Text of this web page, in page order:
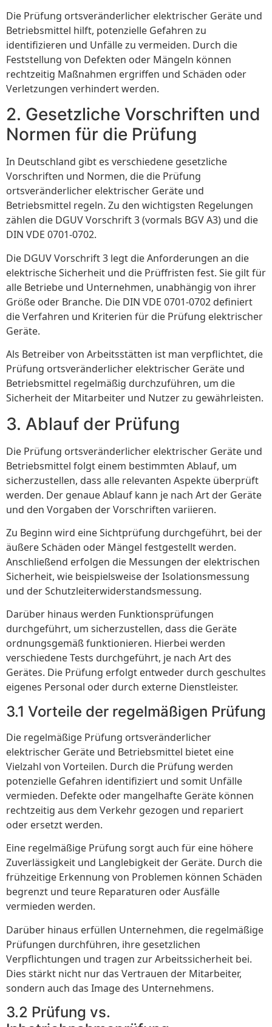
Die Prüfung ortsveränderlicher elektrischer Geräte und
Betriebsmittel hilft, potenzielle Gefahren zu
identifizieren und Unfälle zu vermeiden. Durch die
Feststellung von Defekten oder Mängeln können
rechtzeitig Maßnahmen ergriffen und Schäden oder
Verletzungen verhindert werden.
2. Gesetzliche Vorschriften und
Normen für die Prüfung
In Deutschland gibt es verschiedene gesetzliche
Vorschriften und Normen, die die Prüfung
ortsveränderlicher elektrischer Geräte und
Betriebsmittel regeln. Zu den wichtigsten Regelungen
zählen die DGUV Vorschrift 3 (vormals BGV A3) und die
DIN VDE 0701-0702.
Die DGUV Vorschrift 3 legt die Anforderungen an die
elektrische Sicherheit und die Prüffristen fest. Sie gilt für
alle Betriebe und Unternehmen, unabhängig von ihrer
Größe oder Branche. Die DIN VDE 0701-0702 definiert
die Verfahren und Kriterien für die Prüfung elektrischer
Geräte.
Als Betreiber von Arbeitsstätten ist man verpflichtet, die
Prüfung ortsveränderlicher elektrischer Geräte und
Betriebsmittel regelmäßig durchzuführen, um die
Sicherheit der Mitarbeiter und Nutzer zu gewährleisten.
3. Ablauf der Prüfung
Die Prüfung ortsveränderlicher elektrischer Geräte und
Betriebsmittel folgt einem bestimmten Ablauf, um
sicherzustellen, dass alle relevanten Aspekte überprüft
werden. Der genaue Ablauf kann je nach Art der Geräte
und den Vorgaben der Vorschriften variieren.
Zu Beginn wird eine Sichtprüfung durchgeführt, bei der
äußere Schäden oder Mängel festgestellt werden.
Anschließend erfolgen die Messungen der elektrischen
Sicherheit, wie beispielsweise der Isolationsmessung
und der Schutzleiterwiderstandsmessung.
Darüber hinaus werden Funktionsprüfungen
durchgeführt, um sicherzustellen, dass die Geräte
ordnungsgemäß funktionieren. Hierbei werden
verschiedene Tests durchgeführt, je nach Art des
Gerätes. Die Prüfung erfolgt entweder durch geschultes
eigenes Personal oder durch externe Dienstleister.
3.1 Vorteile der regelmäßigen Prüfung
Die regelmäßige Prüfung ortsveränderlicher
elektrischer Geräte und Betriebsmittel bietet eine
Vielzahl von Vorteilen. Durch die Prüfung werden
potenzielle Gefahren identifiziert und somit Unfälle
vermieden. Defekte oder mangelhafte Geräte können
rechtzeitig aus dem Verkehr gezogen und repariert
oder ersetzt werden.
Eine regelmäßige Prüfung sorgt auch für eine höhere
Zuverlässigkeit und Langlebigkeit der Geräte. Durch die
frühzeitige Erkennung von Problemen können Schäden
begrenzt und teure Reparaturen oder Ausfälle
vermieden werden.
Darüber hinaus erfüllen Unternehmen, die regelmäßige
Prüfungen durchführen, ihre gesetzlichen
Verpflichtungen und tragen zur Arbeitssicherheit bei.
Dies stärkt nicht nur das Vertrauen der Mitarbeiter,
sondern auch das Image des Unternehmens.
3.2 Prüfung vs.